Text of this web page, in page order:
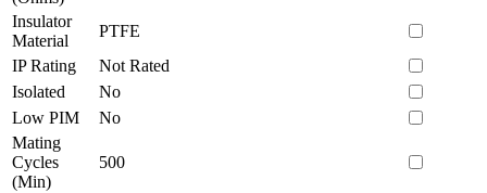
Insulator
Material
PTFE
IP Rating
Not Rated
Isolated
No
Low PIM
No
Mating
Cycles
(Min)
500